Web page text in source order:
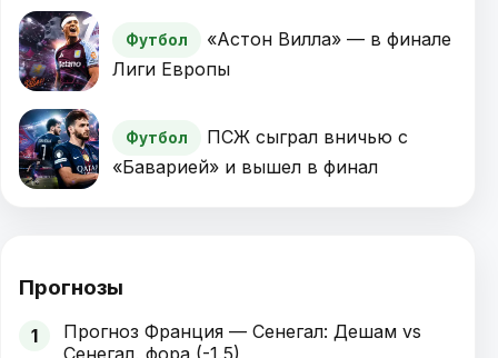
Футбол
«Астон Вилла» — в финале
Лиги Европы
Футбол
ПСЖ сыграл вничью с
«Баварией» и вышел в финал
Прогнозы
1
Прогноз Франция — Сенегал: Дешам vs